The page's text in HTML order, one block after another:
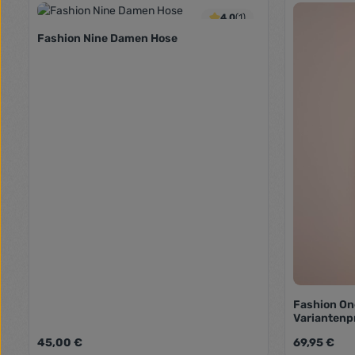
Produkt Anzahl: Gib den
4.0(1)
Fashion Nine Damen Hose
Regulärer Preis:
45,00 €
Fashion
Regulärer
69,95 €